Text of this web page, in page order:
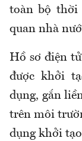
toàn bộ thời
quan nhà
Hồ sơ điện
được khởi
dụng, gắn
trên môi
dụng khởi